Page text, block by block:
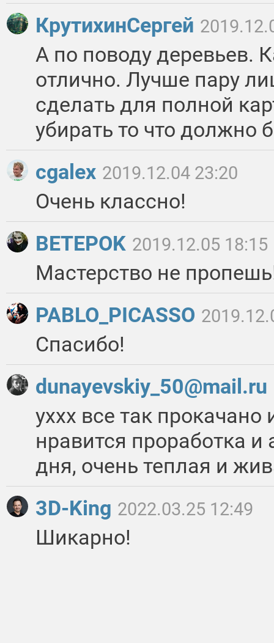
КрутихинСергей
А по поводу деревьев.
отлично. Лучше пару
сделать для полной
убирать то что должно
cgalex 2019.12.04 23:20
Очень классно!
BETEPOK 2019.12.05 18:15
Мастерство не
PABLO_PICASSO
Спасибо!
dunayevskiy_50@mail.ru
уххх все так
нравится проработка и
дня, очень теплая и
3D-King 2022.03.25 12:49
Шикарно!